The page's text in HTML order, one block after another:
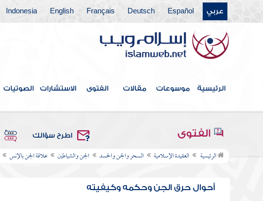
عربي Español
Deutsch
Français
English
Indonesia
الرئيسية موسوعات مقالات الفتوى الاستشارات الصوتيات
الفتوى اطرح سؤالك
الرئيسية العقيدة الإسلامية السحر والجن والحسد الجن والشياطين علاقة الجن بالإنس
أحوال حرق الجن وحكمه وكيفيته